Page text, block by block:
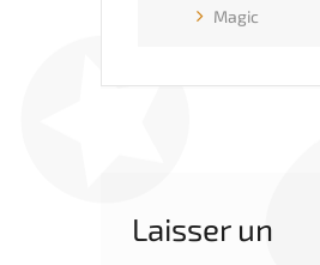
Magic
Laisser un